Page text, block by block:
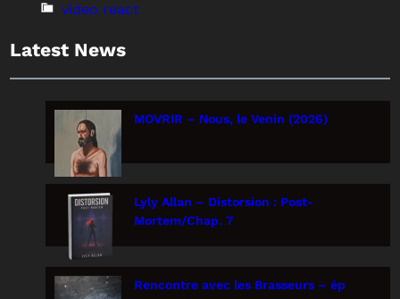
video react
Latest News
MOVRIR – Nous, le Venin (2026)
Lyly Allan – Distorsion : Post-
Mortem/Chap. 7
Rencontre avec les Brasseurs – ép